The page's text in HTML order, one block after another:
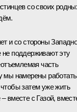
со своих
и со стороны
не поддерживают эту
часть
мы намерены работать
затем уже жить
вместе с Газой,